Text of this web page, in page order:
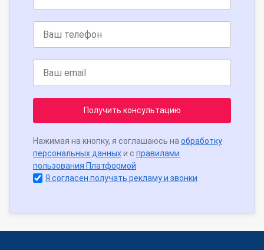
Получить консультацию
Нажимая на кнопку, я соглашаюсь на обработку
персональных данныхи с правилами
пользования Платформой
Я согласен получать рекламу и звонки